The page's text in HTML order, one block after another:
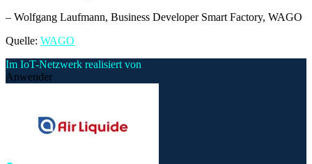
– Wolfgang Laufmann, Business Developer Smart Factory, WAGO
Quelle: WAGO
Im IoT-Netzwerk realisiert von
Anwender